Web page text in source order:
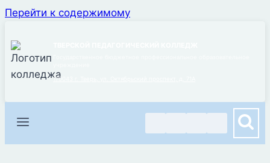
Перейти к содержимому
170043 г. Тверь, ул. Октябрьский проспект, д. 71А